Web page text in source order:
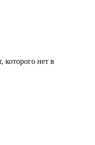
нет в